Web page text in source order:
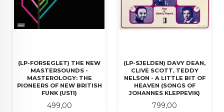
(LP-FORSEGLET) THE NEW
MASTERSOUNDS -
MASTEROLOGY: THE
PIONEERS OF NEW BRITISH
FUNK (US11)
Pris
499,00
(LP-SJELDEN) DAVY DEAN,
CLIVE SCOTT, TEDDY
NELSON - A LITTLE BIT OF
HEAVEN (SONGS OF
JOHANNES KLEPPEVIK)
Pris
799,00